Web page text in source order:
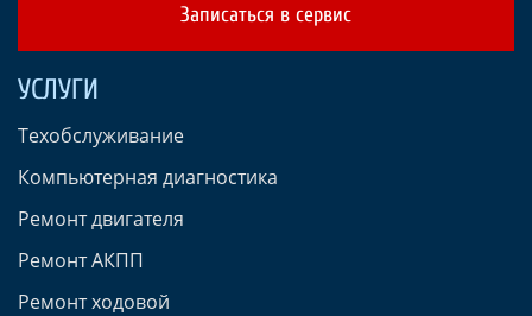
Записаться в сервис
УСЛУГИ
Техобслуживание
Компьютерная диагностика
Ремонт двигателя
Ремонт АКПП
Ремонт ходовой